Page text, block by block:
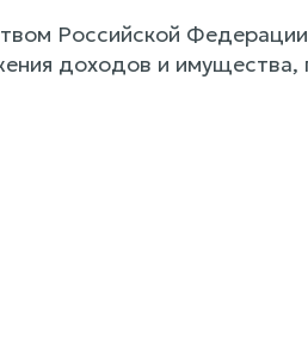
Российской
доходов и